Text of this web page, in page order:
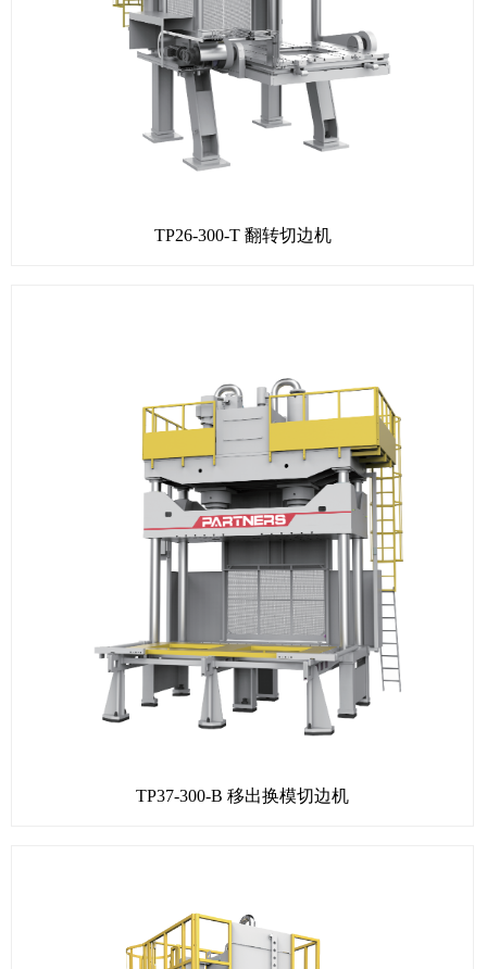
TP26-300-T 翻转切边机
TP37-300-B 移出换模切边机